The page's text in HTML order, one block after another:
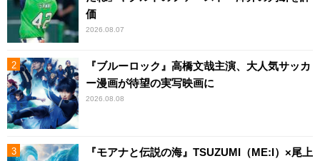
価
2026.08.07
『ブルーロック』高橋文哉主演、大人気サッカ
ー漫画が待望の実写映画に
2026.08.08
『モアナと伝説の海』TSUZUMI（ME:I）×尾上